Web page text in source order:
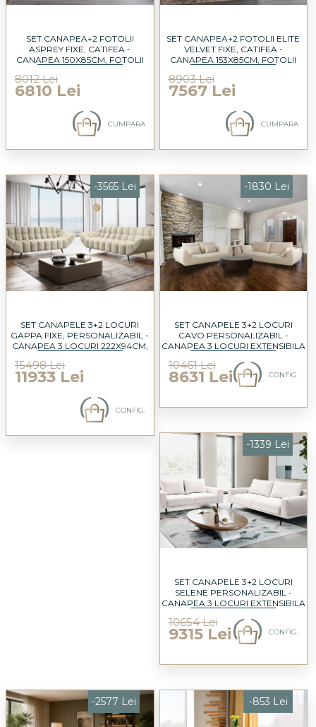
SET CANAPEA+2 FOTOLII
ASPREY FIXE, CATIFEA -
CANAPEA 150X85CM, FOTOLII
8012 Lei
6810 Lei
CUMPARA
SET CANAPEA+2 FOTOLII ELITE
VELVET FIXE, CATIFEA -
CANAPEA 153X85CM, FOTOLII
8903 Lei
7567 Lei
CUMPARA
-3565 Lei
SET CANAPELE 3+2 LOCURI
GAPPA FIXE, PERSONALIZABIL -
CANAPEA 3 LOCURI 222X94CM,
15498 Lei
11933 Lei
CONFIG.
-1830 Lei
SET CANAPELE 3+2 LOCURI
CAVO PERSONALIZABIL -
CANAPEA 3 LOCURI EXTENSIBILA
208X118CM
10461 Lei
8631 Lei CONFIG.
-1339 Lei
SET CANAPELE 3+2 LOCURI
SELENE PERSONALIZABIL -
CANAPEA 3 LOCURI EXTENSIBILA
202X115CM
10654 Lei
9315 Lei CONFIG.
-2577 Lei -853 Lei